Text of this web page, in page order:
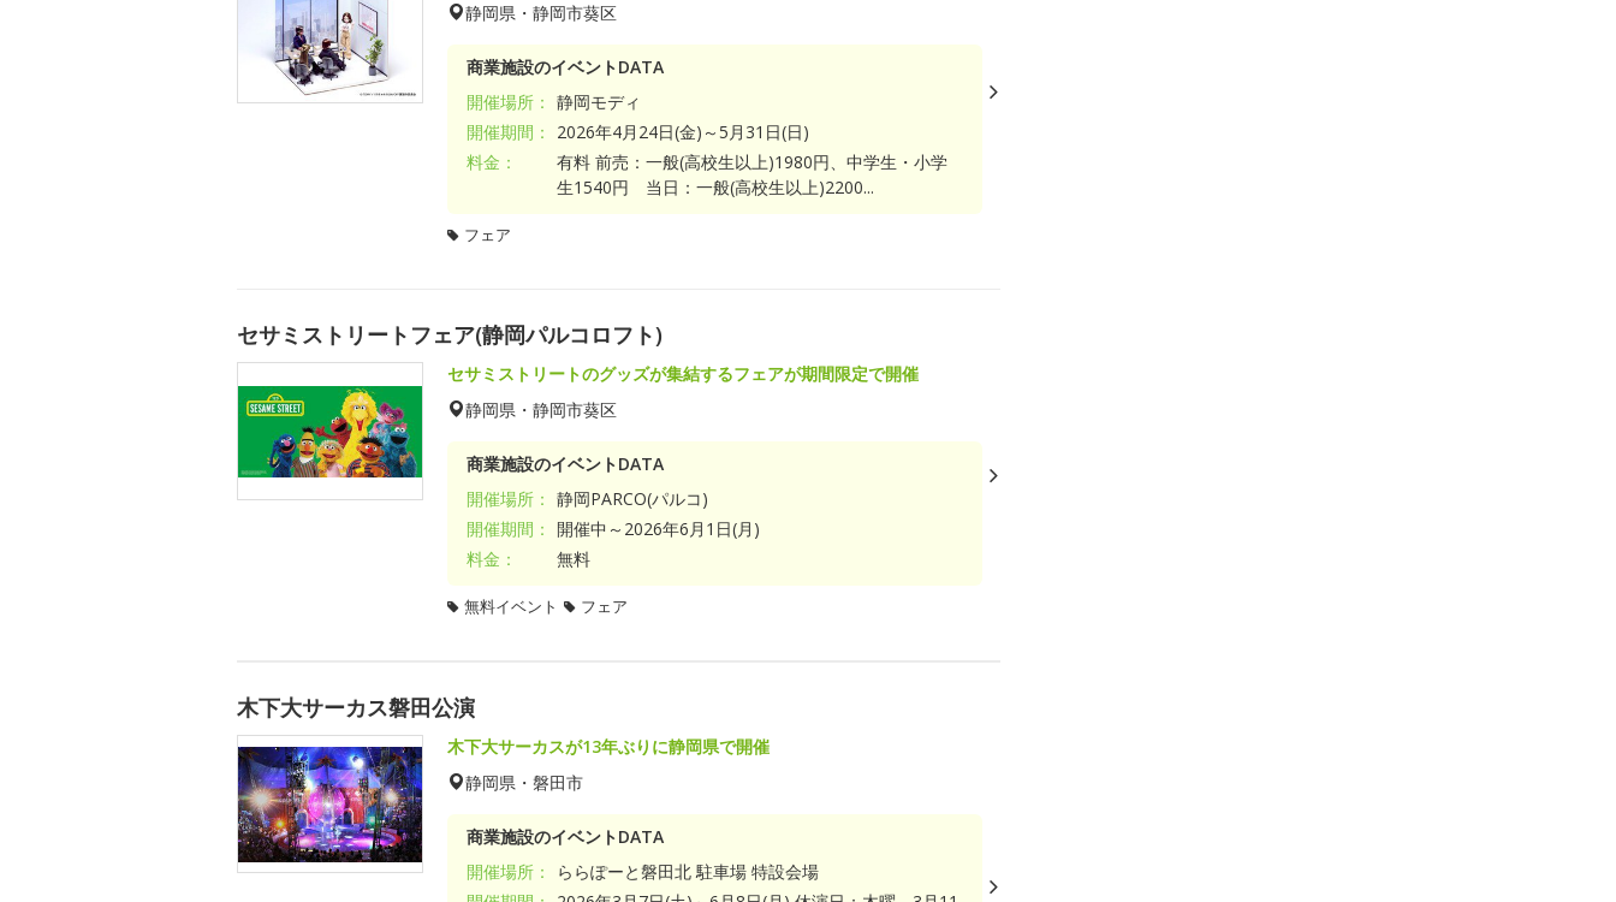
静岡県・静岡市葵区
商業施設のイベントDATA
開催場所： 静岡モディ
開催期間：
2026年4月24日(金)～5月31日(日)
料金：
有料 前売：一般(高校生以上)1980円、中学生・小学
生1540円 当日：一般(高校生以上)2200...
フェア
セサミストリートフェア(静岡パルコロフト)
セサミストリートのグッズが集結するフェアが期間限定で開催
静岡県・静岡市葵区
商業施設のイベントDATA
開催場所： 静岡PARCO(パルコ)
開催期間：
開催中～2026年6月1日(月)
料金：
無料
無料イベント フェア
木下大サーカス磐田公演
木下大サーカスが13年ぶりに静岡県で開催
静岡県・磐田市
商業施設のイベントDATA
開催場所：
ららぽーと磐田北 駐車場 特設会場